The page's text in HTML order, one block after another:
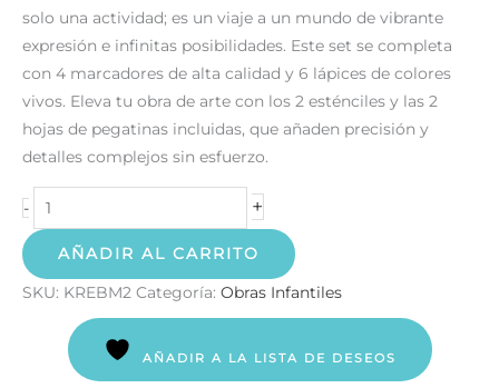
solo una actividad; es un viaje a un mundo de vibrante
expresión e infinitas posibilidades. Este set se completa
con 4 marcadores de alta calidad y 6 lápices de colores
vivos. Eleva tu obra de arte con los 2 esténciles y las 2
hojas de pegatinas incluidas, que añaden precisión y
detalles complejos sin esfuerzo.
- +
AÑADIR AL CARRITO
SKU: KREBM2 Categoría: Obras Infantiles
AÑADIR A LA LISTA DE DESEOS